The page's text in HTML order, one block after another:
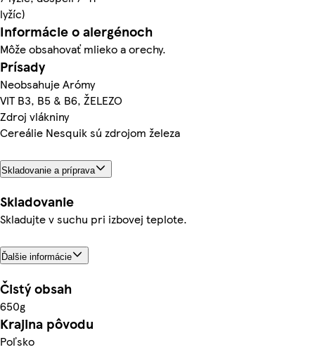
lyžíc)
Informácie o alergénoch
Môže obsahovať mlieko a orechy.
Prísady
Neobsahuje Arómy
VIT B3, B5 & B6, ŽELEZO
Zdroj vlákniny
Cereálie Nesquik sú zdrojom železa
Skladovanie a príprava
Skladovanie
Skladujte v suchu pri izbovej teplote.
Ďalšie informácie
Čistý obsah
650g
Krajina pôvodu
Poľsko